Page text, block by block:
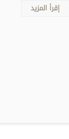
إقرأ المزيد